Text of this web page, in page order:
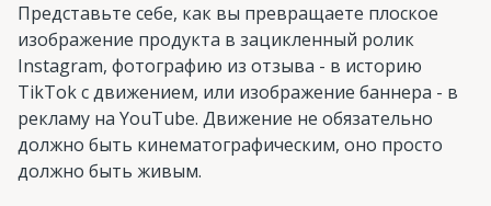
Представьте себе, как вы превращаете плоское
изображение продукта в зацикленный ролик
Instagram, фотографию из отзыва - в историю
TikTok с движением, или изображение баннера - в
рекламу на YouTube. Движение не обязательно
должно быть кинематографическим, оно просто
должно быть живым.